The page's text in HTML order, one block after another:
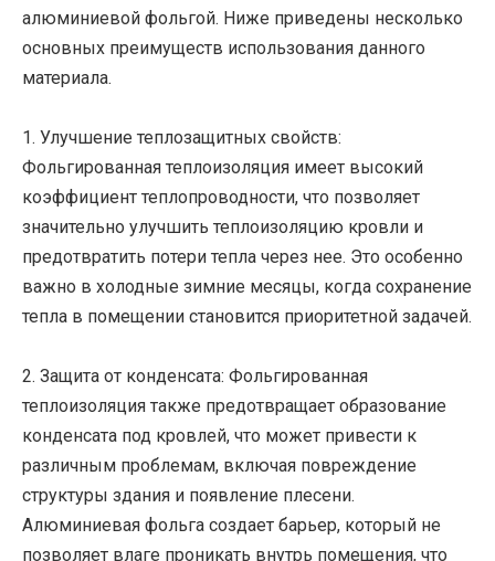
алюминиевой фольгой. Ниже приведены несколько
основных преимуществ использования данного
материала.
1. Улучшение теплозащитных свойств:
Фольгированная теплоизоляция имеет высокий
коэффициент теплопроводности, что позволяет
значительно улучшить теплоизоляцию кровли и
предотвратить потери тепла через нее. Это особенно
важно в холодные зимние месяцы, когда сохранение
тепла в помещении становится приоритетной задачей.
2. Защита от конденсата: Фольгированная
теплоизоляция также предотвращает образование
конденсата под кровлей, что может привести к
различным проблемам, включая повреждение
структуры здания и появление плесени.
Алюминиевая фольга создает барьер, который не
позволяет влаге проникать внутрь помещения, что